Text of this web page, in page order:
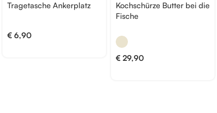
Tragetasche Ankerplatz
€ 6,90
Kochschürze Butter bei die
Fische
€ 29,90